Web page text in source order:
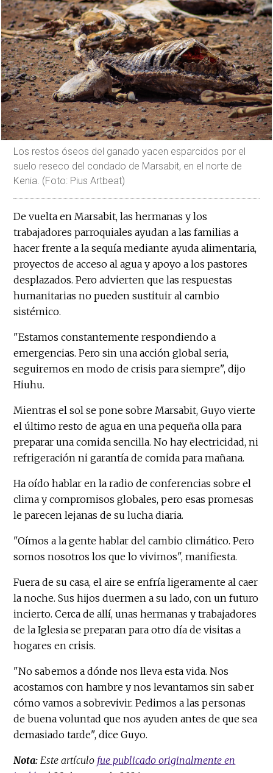
Los restos óseos del ganado yacen esparcidos por el
suelo reseco del condado de Marsabit, en el norte de
Kenia. (Foto: Pius Artbeat)
De vuelta en Marsabit, las hermanas y los
trabajadores parroquiales ayudan a las familias a
hacer frente a la sequía mediante ayuda alimentaria,
proyectos de acceso al agua y apoyo a los pastores
desplazados. Pero advierten que las respuestas
humanitarias no pueden sustituir al cambio
sistémico.
"Estamos constantemente respondiendo a
emergencias. Pero sin una acción global seria,
seguiremos en modo de crisis para siempre", dijo
Hiuhu.
Mientras el sol se pone sobre Marsabit, Guyo vierte
el último resto de agua en una pequeña olla para
preparar una comida sencilla. No hay electricidad, ni
refrigeración ni garantía de comida para mañana.
Ha oído hablar en la radio de conferencias sobre el
clima y compromisos globales, pero esas promesas
le parecen lejanas de su lucha diaria.
"Oímos a la gente hablar del cambio climático. Pero
somos nosotros los que lo vivimos", manifiesta.
Fuera de su casa, el aire se enfría ligeramente al caer
la noche. Sus hijos duermen a su lado, con un futuro
incierto. Cerca de allí, unas hermanas y trabajadores
de la Iglesia se preparan para otro día de visitas a
hogares en crisis.
"No sabemos a dónde nos lleva esta vida. Nos
acostamos con hambre y nos levantamos sin saber
cómo vamos a sobrevivir. Pedimos a las personas
de buena voluntad que nos ayuden antes de que sea
demasiado tarde", dice Guyo.
Nota:Este artículo fue publicado originalmente en